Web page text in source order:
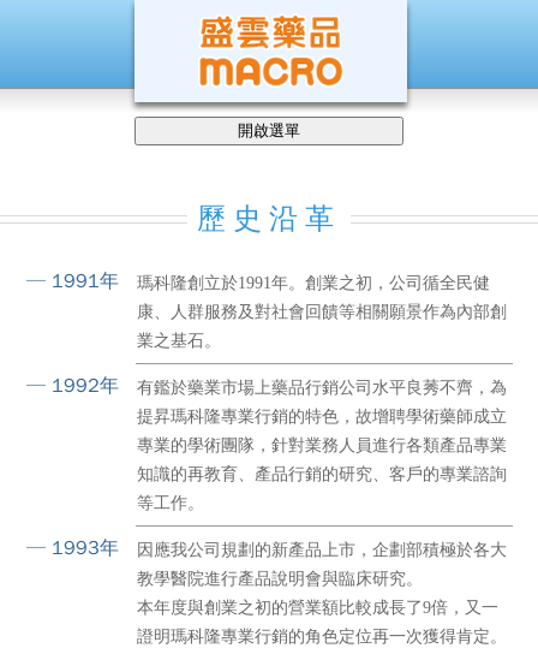
開啟選單
歷史沿革
─ 1991年
瑪科隆創立於1991年。創業之初，公司循全民健
康、人群服務及對社會回饋等相關願景作為內部創
業之基石。
─ 1992年
有鑑於藥業市場上藥品行銷公司水平良莠不齊，為
提昇瑪科隆專業行銷的特色，故增聘學術藥師成立
專業的學術團隊，針對業務人員進行各類產品專業
知識的再教育、產品行銷的研究、客戶的專業諮詢
等工作。
─ 1993年
因應我公司規劃的新產品上市，企劃部積極於各大
教學醫院進行產品說明會與臨床研究。
本年度與創業之初的營業額比較成長了9倍，又一
證明瑪科隆專業行銷的角色定位再一次獲得肯定。